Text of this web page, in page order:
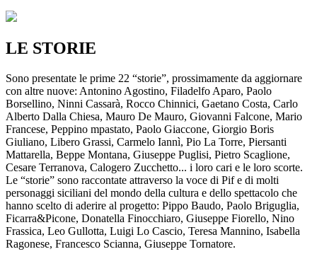
LE STORIE
Sono presentate le prime 22 “storie”, prossimamente da aggiornare
con altre nuove: Antonino Agostino, Filadelfo Aparo, Paolo
Borsellino, Ninni Cassarà, Rocco Chinnici, Gaetano Costa, Carlo
Alberto Dalla Chiesa, Mauro De Mauro, Giovanni Falcone, Mario
Francese, Peppino mpastato, Paolo Giaccone, Giorgio Boris
Giuliano, Libero Grassi, Carmelo Iannì, Pio La Torre, Piersanti
Mattarella, Beppe Montana, Giuseppe Puglisi, Pietro Scaglione,
Cesare Terranova, Calogero Zucchetto... i loro cari e le loro scorte.
Le “storie” sono raccontate attraverso la voce di Pif e di molti
personaggi siciliani del mondo della cultura e dello spettacolo che
hanno scelto di aderire al progetto: Pippo Baudo, Paolo Briguglia,
Ficarra&Picone, Donatella Finocchiaro, Giuseppe Fiorello, Nino
Frassica, Leo Gullotta, Luigi Lo Cascio, Teresa Mannino, Isabella
Ragonese, Francesco Scianna, Giuseppe Tornatore.